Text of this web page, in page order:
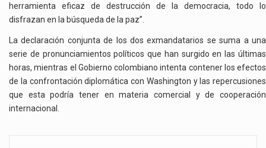
herramienta eficaz de destrucción de la democracia, todo lo
disfrazan en la búsqueda de la paz”.
La declaración conjunta de los dos exmandatarios se suma a una
serie de pronunciamientos políticos que han surgido en las últimas
horas, mientras el Gobierno colombiano intenta contener los efectos
de la confrontación diplomática con Washington y las repercusiones
que esta podría tener en materia comercial y de cooperación
internacional.